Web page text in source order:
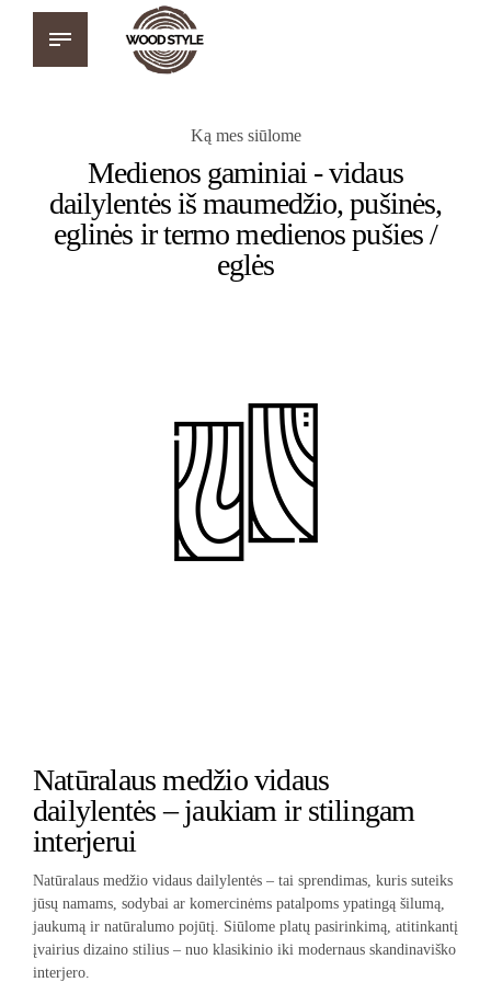
Ką mes siūlome
Medienos gaminiai - vidaus
dailylentės iš maumedžio, pušinės,
eglinės ir termo medienos pušies /
eglės
Natūralaus medžio vidaus
dailylentės – jaukiam ir stilingam
interjerui
Natūralaus medžio vidaus dailylentės – tai sprendimas, kuris suteiks
jūsų namams, sodybai ar komercinėms patalpoms ypatingą šilumą,
jaukumą ir natūralumo pojūtį. Siūlome platų pasirinkimą, atitinkantį
įvairius dizaino stilius – nuo klasikinio iki modernaus skandinaviško
interjero.